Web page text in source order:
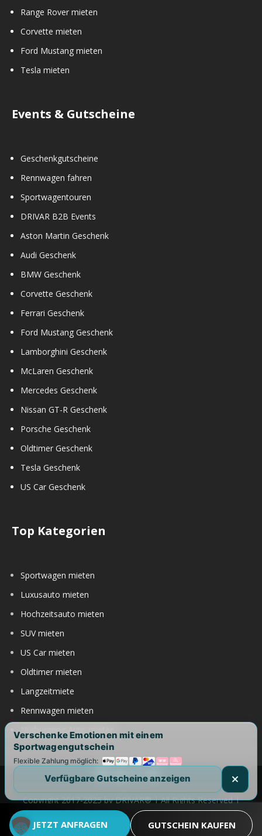
JETZT ANFRAGEN GUTSCHEIN KAUFEN
Range Rover mieten
Corvette mieten
Ford Mustang mieten
Tesla mieten
Events & Gutscheine
Geschenkgutscheine
Rennwagen fahren
Sportwagentouren
DRIVAR B2B Events
Aston Martin Geschenk
Audi Geschenk
BMW Geschenk
Corvette Geschenk
Ferrari Geschenk
Ford Mustang Geschenk
Lamborghini Geschenk
McLaren Geschenk
Mercedes Geschenk
Nissan GT-R Geschenk
Porsche Geschenk
Oldtimer Geschenk
Tesla Geschenk
US Car Geschenk
Top Kategorien
Sportwagen mieten
Luxusauto mieten
Hochzeitsauto mieten
SUV mieten
US Car mieten
Oldtimer mieten
Langzeitmiete
Rennwagen mieten
Nürburgring Auto mieten
Copyright 2017-2025 by DRIVAR® | All Rights Reserved |
DRIVAR weltweit:DRIVAR.de |DRIVAR.ch|DRIVAR.at|
DRIVAR.us|DRIVAR.uk| DRIVAR.ae|DRIVAR.com.au|FAQ
Verschenke Emotionen mit einem
Sportwagengutschein
Flexible Zahlung möglich:
Verfügbare Gutscheine anzeigen